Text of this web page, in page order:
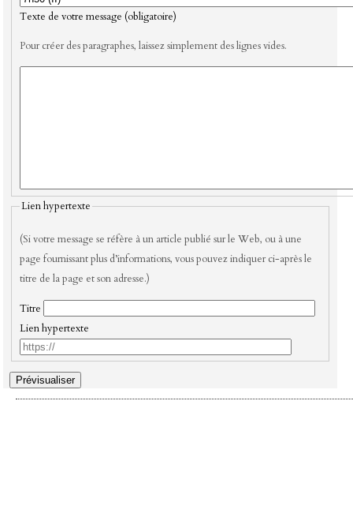
Texte de votre message (obligatoire)
Pour créer des paragraphes, laissez simplement des lignes vides.
Lien hypertexte
(Si votre message se réfère à un article publié sur le Web, ou à une
page fournissant plus d’informations, vous pouvez indiquer ci-après le
titre de la page et son adresse.)
Titre
Lien hypertexte